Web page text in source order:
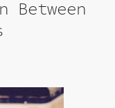
Between